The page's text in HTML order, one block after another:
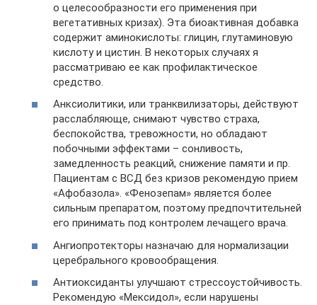
о целесообразности его применения при
вегетативных кризах). Эта биоактивная добавка
содержит аминокислоты: глицин, глутаминовую
кислоту и цистин. В некоторых случаях я
рассматриваю ее как профилактическое
средство.
Анксиолитики, или транквилизаторы, действуют
расслабляюще, снимают чувство страха,
беспокойства, тревожности, но обладают
побочными эффектами – сонливость,
замедленность реакций, снижение памяти и пр.
Пациентам с ВСД без кризов рекомендую прием
«Афобазола». «Фенозепам» является более
сильным препаратом, поэтому предпочтительней
его принимать под контролем лечащего врача.
Ангиопротекторы назначаю для нормализации
церебрального кровообращения.
Антиоксиданты улучшают стрессоустойчивость.
Рекомендую «Мексидол», если нарушены